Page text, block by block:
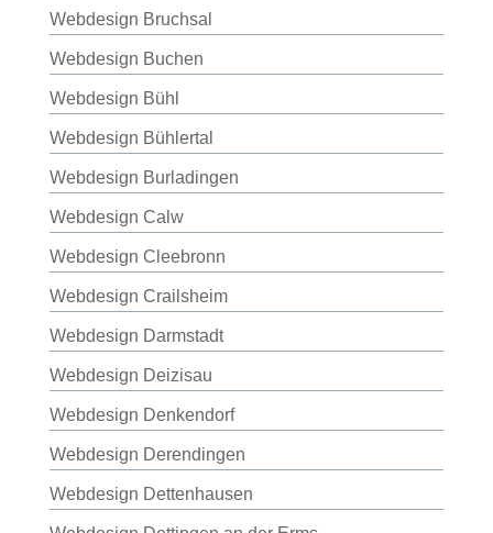
Webdesign Bruchsal
Webdesign Buchen
Webdesign Bühl
Webdesign Bühlertal
Webdesign Burladingen
Webdesign Calw
Webdesign Cleebronn
Webdesign Crailsheim
Webdesign Darmstadt
Webdesign Deizisau
Webdesign Denkendorf
Webdesign Derendingen
Webdesign Dettenhausen